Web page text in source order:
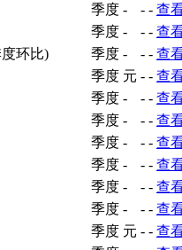
季度 - - - 查
季度 - - - 查
环比)
季度 - - - 查
季度 元 - - 查
季度 - - - 查
季度 - - - 查
季度 - - - 查
季度 - - - 查
季度 - - - 查
季度 - - - 查
季度 元 - - 查